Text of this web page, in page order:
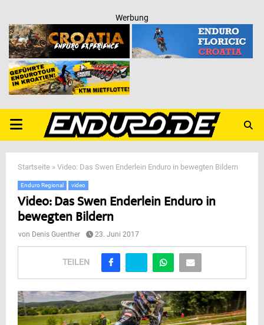
Werbung
PRIMARY
MENU
Startseite » Video: Das Swen Enderlein Enduro in bewegten Bildern
Enduro Regional video
Video: Das Swen Enderlein Enduro in
bewegten Bildern
von Denis Guenther 23. Juni 2017
TEILEN